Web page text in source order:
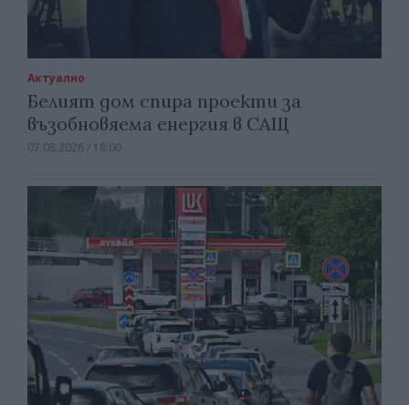
Актуално
Белият дом спира проекти за
възобновяема енергия в САЩ
07.08.2026 / 18:00